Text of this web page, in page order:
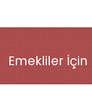
Emekliler